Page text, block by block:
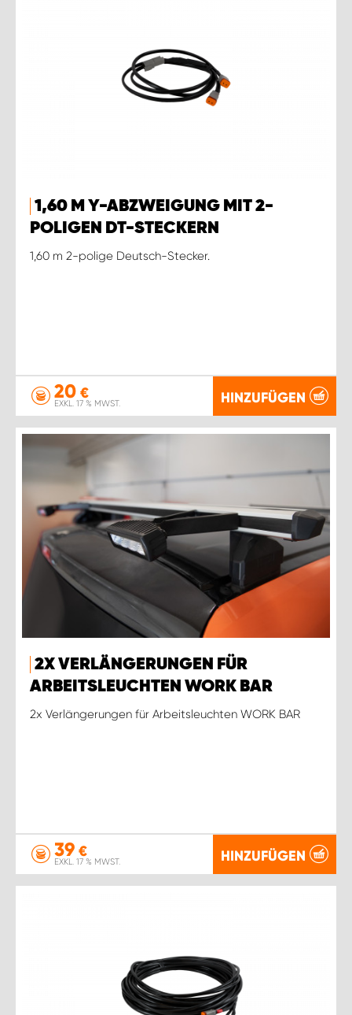
1,60 M Y-ABZWEIGUNG MIT 2-
POLIGEN DT-STECKERN
1,60 m 2-polige Deutsch-Stecker.
20 €
EXKL. 17 % MWST. HINZUFÜGEN
2X VERLÄNGERUNGEN FÜR
ARBEITSLEUCHTEN WORK BAR
2x Verlängerungen für Arbeitsleuchten WORK BAR
39 €
EXKL. 17 % MWST. HINZUFÜGEN